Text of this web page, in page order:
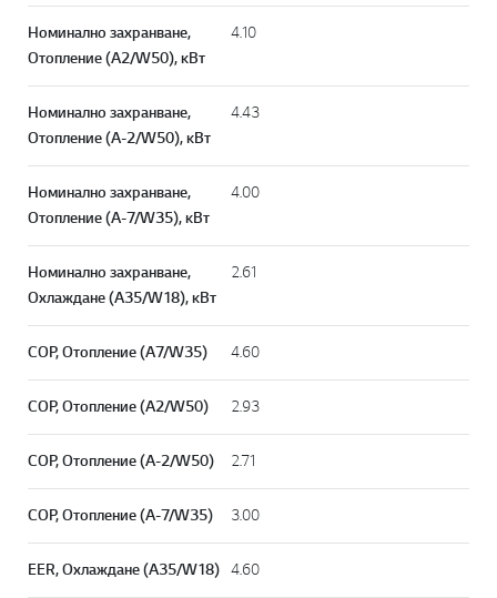
Номинално захранване,
Отопление (A2/W50), кВт
4.10
Номинално захранване,
Отопление (A-2/W50), кВт
4.43
Номинално захранване,
Отопление (A-7/W35), кВт
4.00
Номинално захранване,
Охлаждане (A35/W18), кВт
2.61
СОР, Отопление (A7/W35) 4.60
СОР, Отопление (A2/W50) 2.93
СОР, Отопление (A-2/W50) 2.71
СОР, Отопление (A-7/W35) 3.00
EER, Охлаждане (A35/W18) 4.60